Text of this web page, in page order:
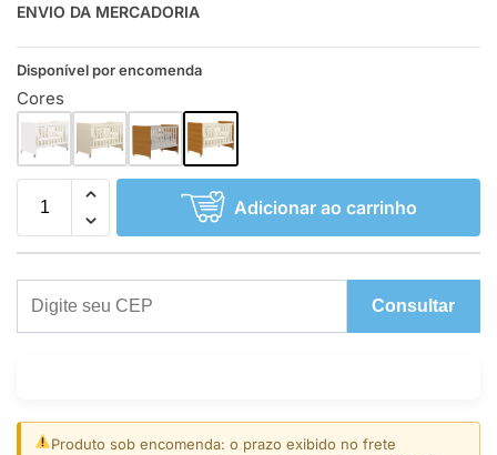
ENVIO DA MERCADORIA
Disponível por encomenda
Cores
Adicionar ao carrinho
Consultar
Produto sob encomenda: o prazo exibido no frete